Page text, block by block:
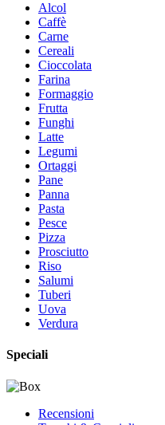
Alcol
Caffè
Carne
Cereali
Cioccolata
Farina
Formaggio
Frutta
Funghi
Latte
Legumi
Ortaggi
Pane
Panna
Pasta
Pesce
Pizza
Prosciutto
Riso
Salumi
Tuberi
Uova
Verdura
Speciali
Recensioni